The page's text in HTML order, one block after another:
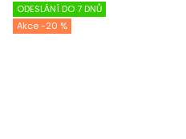
ODESLÁNÍ DO 7 DNŮ
-20 %